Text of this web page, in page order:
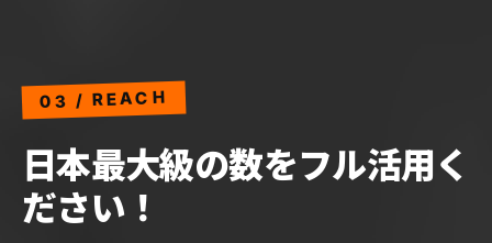
03 / REACH
日本最大級の数をフル活用く
ださい！